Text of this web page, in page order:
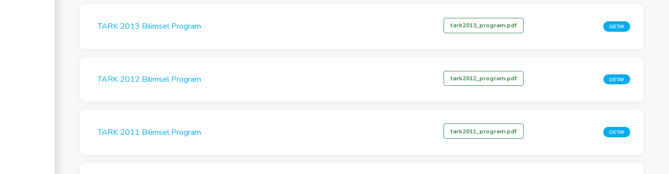
TARK 2013 Bilimsel Program tark2013_program.pdf DETAY
TARK 2012 Bilimsel Program tark2012_program.pdf DETAY
TARK 2011 Bilimsel Program tark2011_program.pdf DETAY